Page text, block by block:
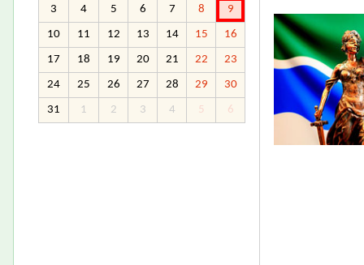
3 4 5 6 7 8 9
10 11 12 13 14 15 16
17 18 19 20 21 22 23
24 25 26 27 28 29 30
31 1 2 3 4 5 6